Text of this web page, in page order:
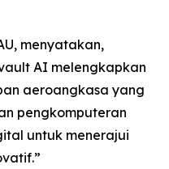
menyatakan,
AI melengkapkan
aeroangkasa yang
pengkomputeran
untuk menerajui